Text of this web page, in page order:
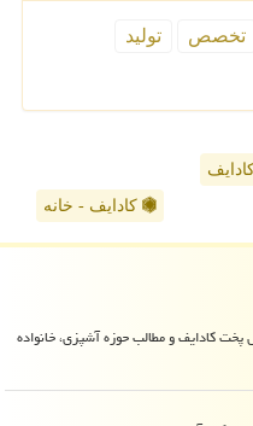
تخصص
تولید
کادایف - خانه
کادایف و مطالب حوزه آشپزی، خانواده